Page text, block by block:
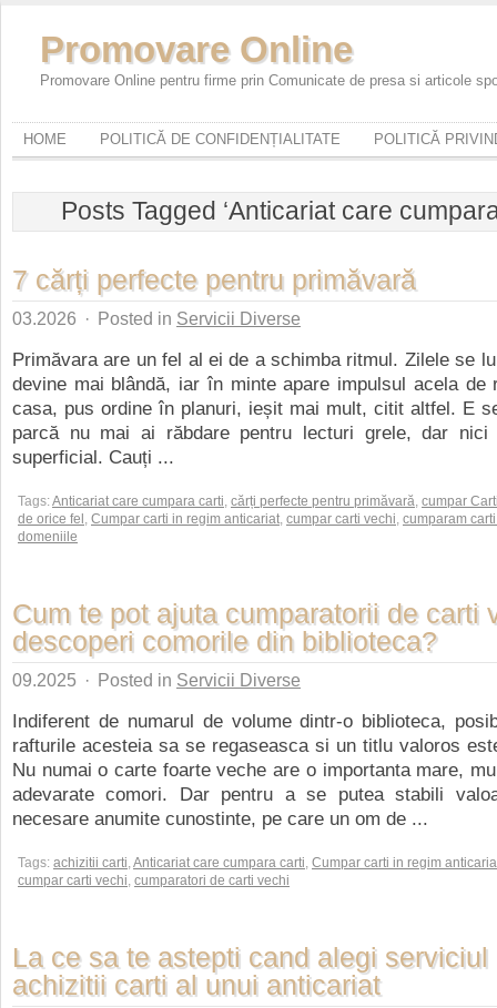
Promovare Online
Promovare Online pentru firme prin Comunicate de presa si articole
HOME POLITICĂ DE CONFIDENȚIALITATE POLITICĂ
Posts Tagged ‘Anticariat care
7 cărți perfecte pentru primăvară
03.2026 · Posted in Servicii Diverse
Primăvara are un fel al ei de a schimba ritmul. Zilele se
devine mai blândă, iar în minte apare impulsul acela de
casa, pus ordine în planuri, ieșit mai mult, citit altfel. E
parcă nu mai ai răbdare pentru lecturi grele, dar
superficial. Cauți ...
Tags:Anticariat care cumpara carti, cărți perfecte pentru primăvară, cumpar
de orice fel , Cumpar carti in regim anticariat, cumpar carti vechi, cumparam
domeniile
Cum te pot ajuta cumparatorii de carti
descoperi comorile din biblioteca?
09.2025 · Posted in Servicii Diverse
Indiferent de numarul de volume dintr-o biblioteca,
rafturile acesteia sa se regaseasca si un titlu valoros
Nu numai o carte foarte veche are o importanta mare,
adevarate comori. Dar pentru a se putea stabili
necesare anumite cunostinte, pe care un om de ...
Tags: achizitii carti,Anticariat care cumpara carti, Cumpar carti in regim
cumpar carti vechi, cumparatori de carti vechi
La ce sa te astepti cand alegi serviciul
achizitii carti al unui anticariat